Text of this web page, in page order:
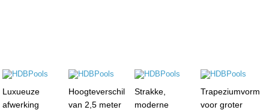
Luxueuze
afwerking
Hoogteverschil
van 2,5 meter
Strakke,
moderne
Trapeziumvorm
voor groter